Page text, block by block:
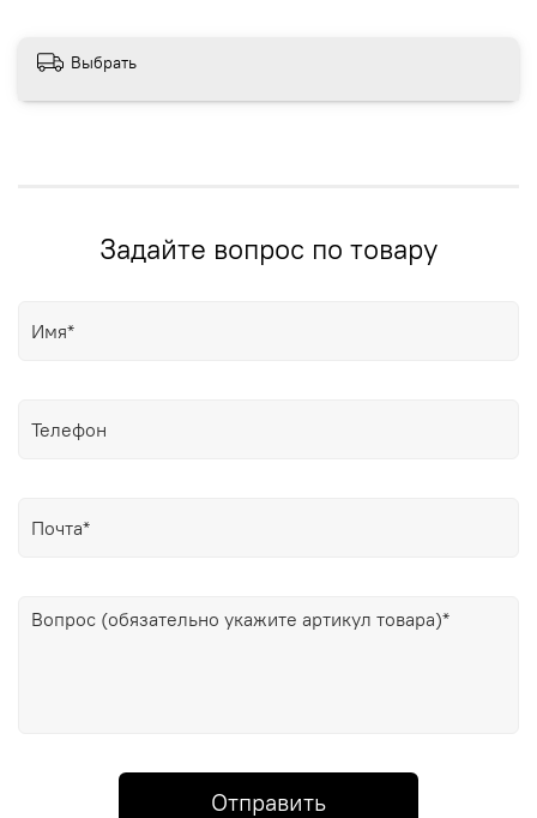
Выбрать
Задайте вопрос по товару
Отправить